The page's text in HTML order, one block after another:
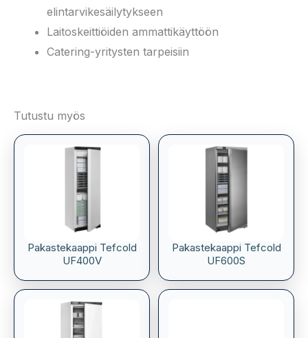
elintarvikesäilytykseen
Laitoskeittiöiden ammattikäyttöön
Catering-yritysten tarpeisiin
Tutustu myös
Pakastekaappi Tefcold
UF400V
Pakastekaappi Tefcold
UF600S